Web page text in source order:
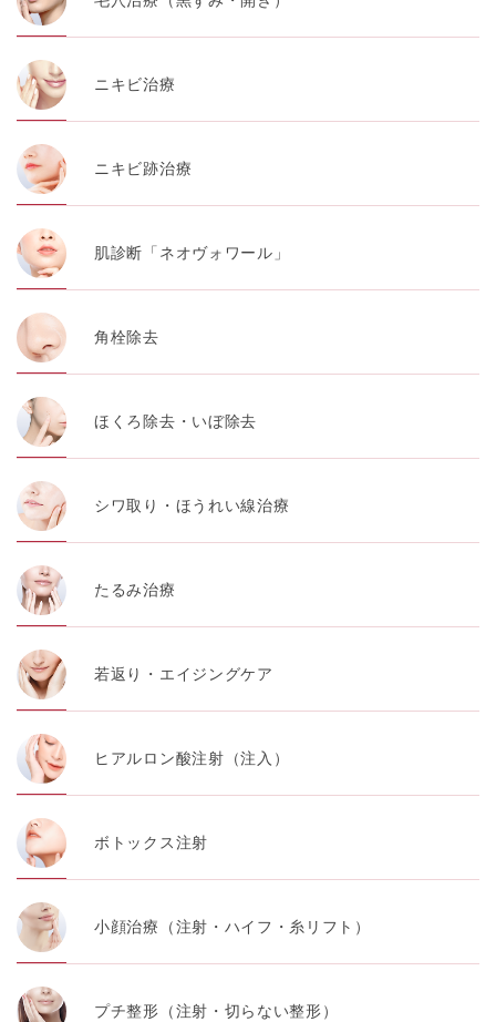
ニキビ治療
ニキビ跡治療
肌診断「ネオヴォワール」
角栓除去
ほくろ除去・いぼ除去
シワ取り・ほうれい線治療
たるみ治療
若返り・エイジングケア
ヒアルロン酸注射（注入）
ボトックス注射
小顔治療（注射・ハイフ・糸リフト）
プチ整形（注射・切らない整形）